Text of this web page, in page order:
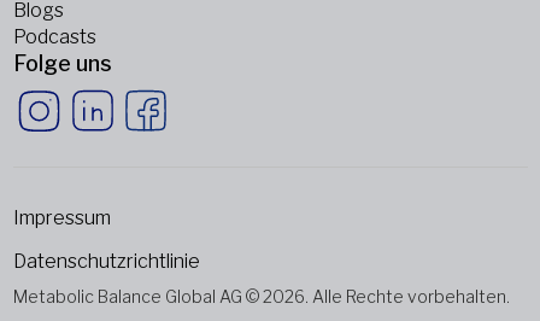
Blogs
Podcasts
Folge uns
Metabolic Balance Global AG © 2026. Alle Rechte vorbehalten.
Impressum
Datenschutzrichtlinie